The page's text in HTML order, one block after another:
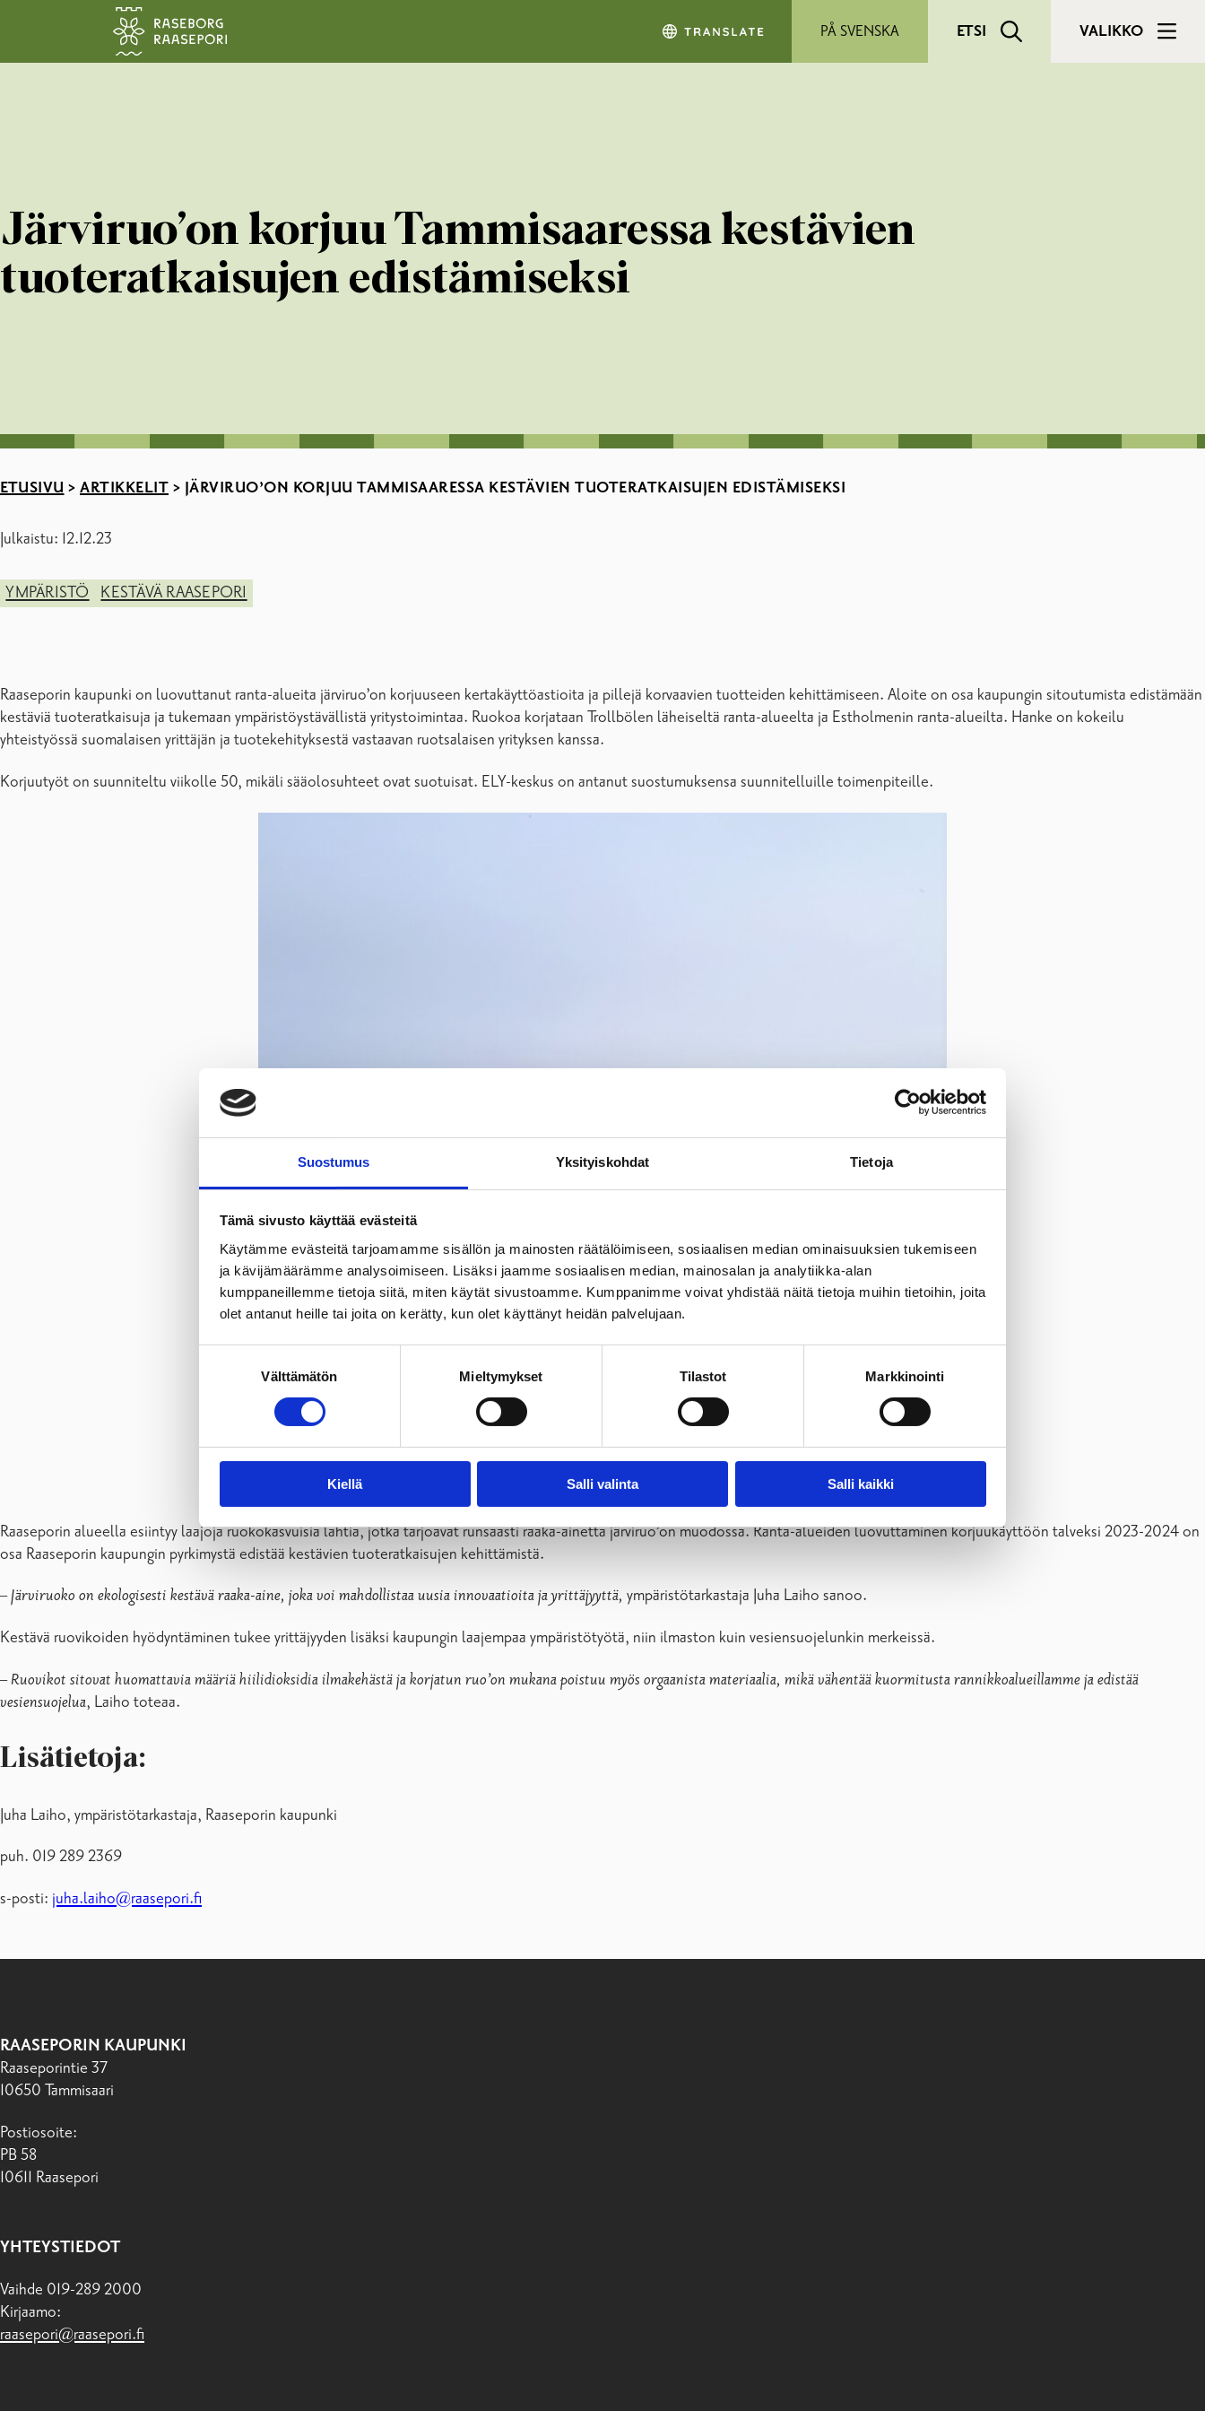
Suostumus Yksityiskohdat Tietoja
Tämä sivusto käyttää evästeitä
Käytämme evästeitä tarjoamamme sisällön ja mainosten räätälöimiseen, sosiaalisen median ominaisuuksien tukemiseen
ja kävijämäärämme analysoimiseen. Lisäksi jaamme sosiaalisen median, mainosalan ja analytiikka-alan
kumppaneillemme tietoja siitä, miten käytät sivustoamme. Kumppanimme voivat yhdistää näitä tietoja muihin tietoihin, joita
olet antanut heille tai joita on kerätty, kun olet käyttänyt heidän palvelujaan.
Välttämätön Mieltymykset Tilastot Markkinointi
Kiellä Salli valinta Salli kaikki
PÅ SVENSKA ETSI VALIKKO
Järviruo’on korjuu Tammisaaressa kestävien
tuoteratkaisujen edistämiseksi
ETUSIVU > ARTIKKELIT > JÄRVIRUO’ON KORJUU TAMMISAARESSA KESTÄVIEN TUOTERATKAISUJEN EDISTÄMISEKSI
Julkaistu: 12.12.23
YMPÄRISTÖ KESTÄVÄ RAASEPORI
Raaseporin kaupunki on luovuttanut ranta-alueita järviruo’on korjuuseen kertakäyttöastioita ja pillejä korvaavien tuotteiden kehittämiseen. Aloite on osa kaupungin sitoutumista edistämään
kestäviä tuoteratkaisuja ja tukemaan ympäristöystävällistä yritystoimintaa. Ruokoa korjataan Trollbölen läheiseltä ranta-alueelta ja Estholmenin ranta-alueilta. Hanke on kokeilu
yhteistyössä suomalaisen yrittäjän ja tuotekehityksestä vastaavan ruotsalaisen yrityksen kanssa.
Korjuutyöt on suunniteltu viikolle 50, mikäli sääolosuhteet ovat suotuisat. ELY-keskus on antanut suostumuksensa suunnitelluille toimenpiteille.
Raaseporin alueella esiintyy laajoja ruokokasvuisia lahtia, jotka tarjoavat runsaasti raaka-ainetta järviruo’on muodossa. Ranta-alueiden luovuttaminen korjuukäyttöön talveksi 2023-2024 on
osa Raaseporin kaupungin pyrkimystä edistää kestävien tuoteratkaisujen kehittämistä.
–Järviruoko on ekologisesti kestävä raaka-aine, joka voi mahdollistaa uusia innovaatioita ja yrittäjyyttä, ympäristötarkastaja Juha Laiho sanoo.
Kestävä ruovikoiden hyödyntäminen tukee yrittäjyyden lisäksi kaupungin laajempaa ympäristötyötä, niin ilmaston kuin vesiensuojelunkin merkeissä.
–Ruovikot sitovat huomattavia määriä hiilidioksidia ilmakehästä ja korjatun ruo’on mukana poistuu myös orgaanista materiaalia, mikä vähentää kuormitusta rannikkoalueillamme ja edistää
vesiensuojelua, Laiho toteaa.
Lisätietoja:
Juha Laiho, ympäristötarkastaja, Raaseporin kaupunki
puh. 019 289 2369
s-posti: juha.laiho@raasepori.fi
RAASEPORIN KAUPUNKI
Raaseporintie 37
10650 Tammisaari
Postiosoite:
PB 58
10611 Raasepori
YHTEYSTIEDOT
Vaihde 019-289 2000
Kirjaamo:
raasepori@raasepori.fi